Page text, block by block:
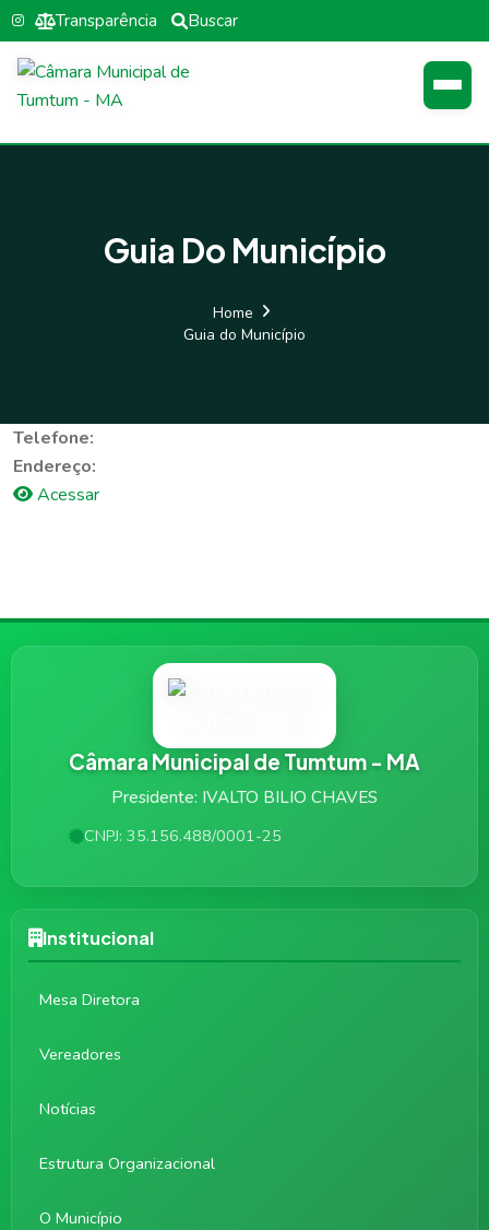
Transparência Buscar
Guia Do Município
Home
Guia do Município
Telefone:
Endereço:
Acessar
Câmara Municipal de Tumtum - MA
Presidente: IVALTO BILIO CHAVES
CNPJ: 35.156.488/0001-25
Institucional
Mesa Diretora
Vereadores
Notícias
Estrutura Organizacional
O Município